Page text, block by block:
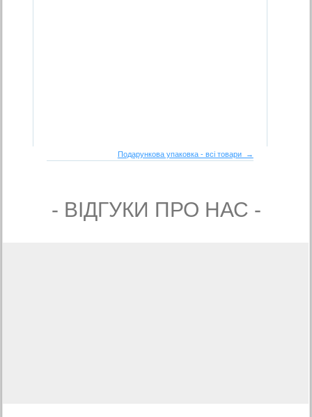
Подарункова упаковка - всі товари →
- ВIДГУКИ ПРО НАС -